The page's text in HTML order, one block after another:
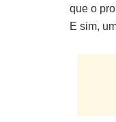
que o
E sim,